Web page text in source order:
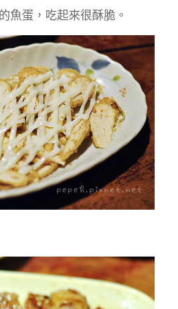
魚蛋，吃起來很酥脆。